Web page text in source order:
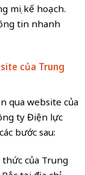
mọi kế hoạch.
tin nhanh
của Trung
qua website của
ty Điện lực
bước sau:
của Trung